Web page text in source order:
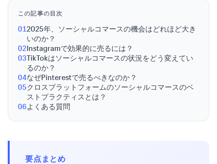
この記事の目次
012025年、ソーシャルコマースの機会はどれほど大き
いのか？
02Instagramで効果的に売るには？
03TikTokはソーシャルコマースの状況をどう変えてい
るのか？
04なぜPinterestで売るべきなのか？
05クロスプラットフォームのソーシャルコマースのベ
ストプラクティスとは？
06よくある質問
要点まとめ